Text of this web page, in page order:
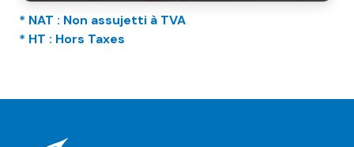
* NAT : Non assujetti à TVA
* HT : Hors Taxes